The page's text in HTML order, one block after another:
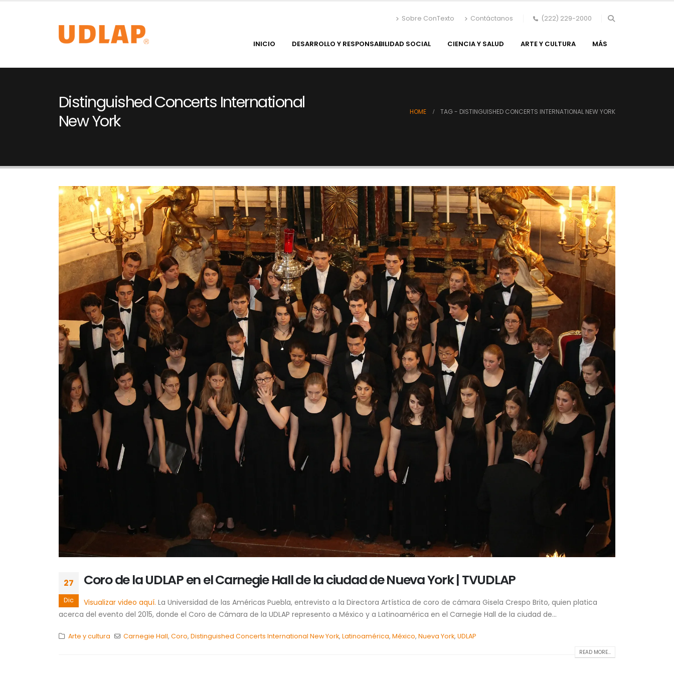
Sobre ConTexto Contáctanos (222) 229-2000
INICIO DESARROLLO Y RESPONSABILIDAD SOCIAL CIENCIA Y SALUD ARTE Y CULTURA MÁS
Distinguished Concerts International
New York
HOME TAG - DISTINGUISHED CONCERTS INTERNATIONAL NEW YORK
27
Dic
Coro de la UDLAP en el Carnegie Hall de la ciudad de Nueva York | TVUDLAP
Visualizar video aquí. La Universidad de las Américas Puebla, entrevisto a la Directora Artística de coro de cámara Gisela Crespo Brito, quien platica
acerca del evento del 2015, donde el Coro de Cámara de la UDLAP represento a México y a Latinoamérica en el Carnegie Hall de la ciudad de...
Arte y cultura Carnegie Hall,Coro,Distinguished Concerts International New York,Latinoamérica,México,Nueva York,UDLAP
READ MORE...